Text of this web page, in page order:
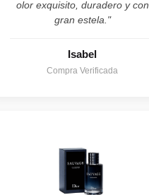
olor exquisito, duradero y con
gran estela."
Isabel
Compra Verificada